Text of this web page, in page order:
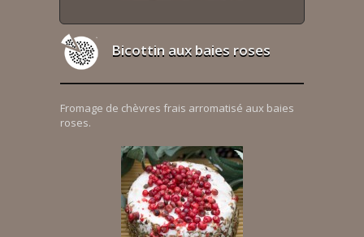
Bicottin aux baies roses
Fromage de chèvres frais arromatisé aux baies
roses.